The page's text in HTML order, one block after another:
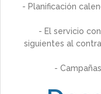
- Planificación
- El servicio
siguientes al
-